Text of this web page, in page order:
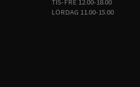
TIS-FRE 12.00-18.00
LÖRDAG 11.00-15.00